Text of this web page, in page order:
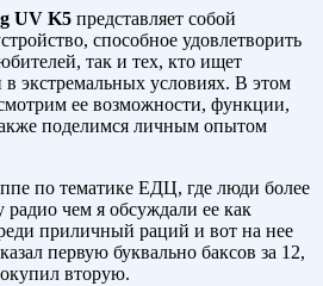
UV K5 представляет собой
способное удовлетворить
так и тех, кто ищет
в экстремальных условиях. В этом
ее возможности, функции,
поделимся личным опытом
по тематике ЕДЦ, где люди более
чем я обсуждали ее как
приличный раций и вот на нее
первую буквально баксов за 12,
вторую.